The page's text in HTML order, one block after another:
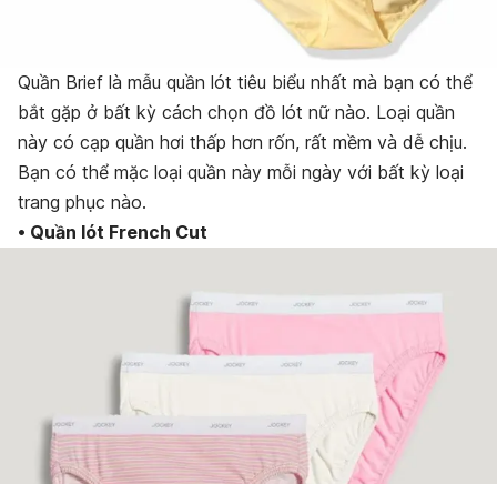
Quần Brief là mẫu quần lót tiêu biểu nhất mà bạn có thể
bắt gặp ở bất kỳ cách chọn đồ lót nữ nào. Loại quần
này có cạp quần hơi thấp hơn rốn, rất mềm và dễ chịu.
Bạn có thể mặc loại quần này mỗi ngày với bất kỳ loại
trang phục nào.
• Quần lót French Cut